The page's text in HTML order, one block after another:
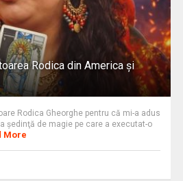
Rodica din America și
Rodica Gheorghe pentru că mi-a adus
şedinţă de magie pe care a executat-o
More